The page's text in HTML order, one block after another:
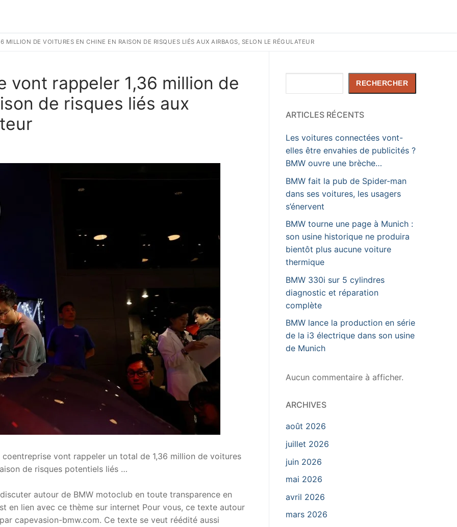
MILLION DE VOITURES EN CHINE EN RAISON DE RISQUES LIÉS AUX AIRBAGS, SELON LE RÉGULATEUR
vont rappeler 1,36 million de
de risques liés aux
vont rappeler un total de 1,36 million de voitures
de risques potentiels liés …
autour de BMW motoclub en toute transparence en
en lien avec ce thème sur internet Pour vous, ce texte autour
capevasion-bmw.com. Ce texte se veut réédité aussi
RECHERCHER
ARTICLES RÉCENTS
Les voitures connectées vont-
elles être envahies de publicités ?
BMW ouvre une brèche…
BMW fait la pub de Spider-man
dans ses voitures, les usagers
s’énervent
BMW tourne une page à Munich :
son usine historique ne produira
bientôt plus aucune voiture
thermique
BMW 330i sur 5 cylindres
diagnostic et réparation
complète
BMW lance la production en série
de la i3 électrique dans son usine
de Munich
Aucun commentaire à afficher.
ARCHIVES
août 2026
juillet 2026
juin 2026
mai 2026
avril 2026
mars 2026